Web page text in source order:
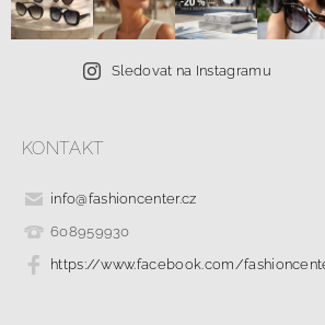
Sledovat na Instagramu
KONTAKT
info@fashioncenter.cz
608959930
https://www.facebook.com/